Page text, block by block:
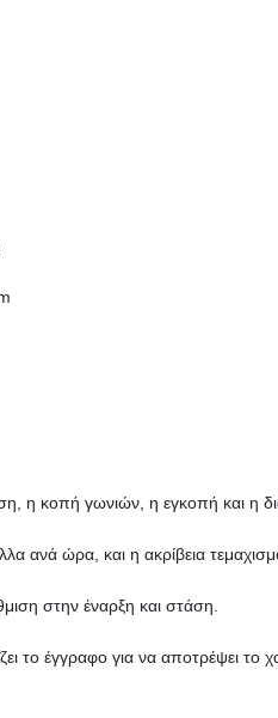
η κοπή γωνιών, η εγκοπή και η
ανά ώρα, και η ακρίβεια
στην έναρξη και στάση.
το έγγραφο για να αποτρέψει το